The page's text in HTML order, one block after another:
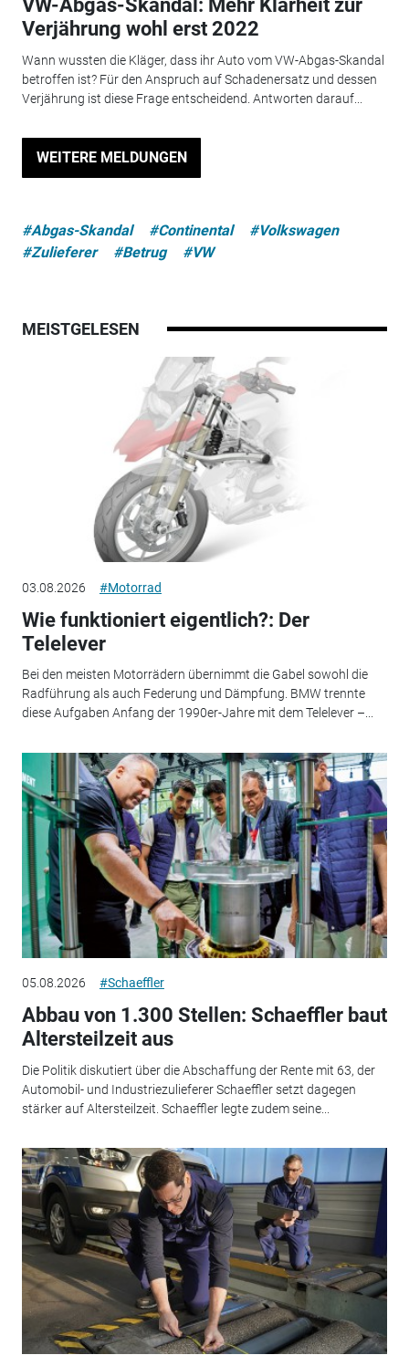
VW-Abgas-Skandal: Mehr Klarheit zur
Verjährung wohl erst 2022
Wann wussten die Kläger, dass ihr Auto vom VW-Abgas-Skandal
betroffen ist? Für den Anspruch auf Schadenersatz und dessen
Verjährung ist diese Frage entscheidend. Antworten darauf...
WEITERE MELDUNGEN
#Abgas-Skandal #Continental
#Volkswagen
#Zulieferer
#Betrug #VW
MEISTGELESEN
03.08.2026 #Motorrad
Wie funktioniert eigentlich?: Der
Telelever
Bei den meisten Motorrädern übernimmt die Gabel sowohl die
Radführung als auch Federung und Dämpfung. BMW trennte
diese Aufgaben Anfang der 1990er-Jahre mit dem Telelever –...
05.08.2026 #Schaeffler
Abbau von 1.300 Stellen: Schaeffler baut
Altersteilzeit aus
Die Politik diskutiert über die Abschaffung der Rente mit 63, der
Automobil- und Industriezulieferer Schaeffler setzt dagegen
stärker auf Altersteilzeit. Schaeffler legte zudem seine...